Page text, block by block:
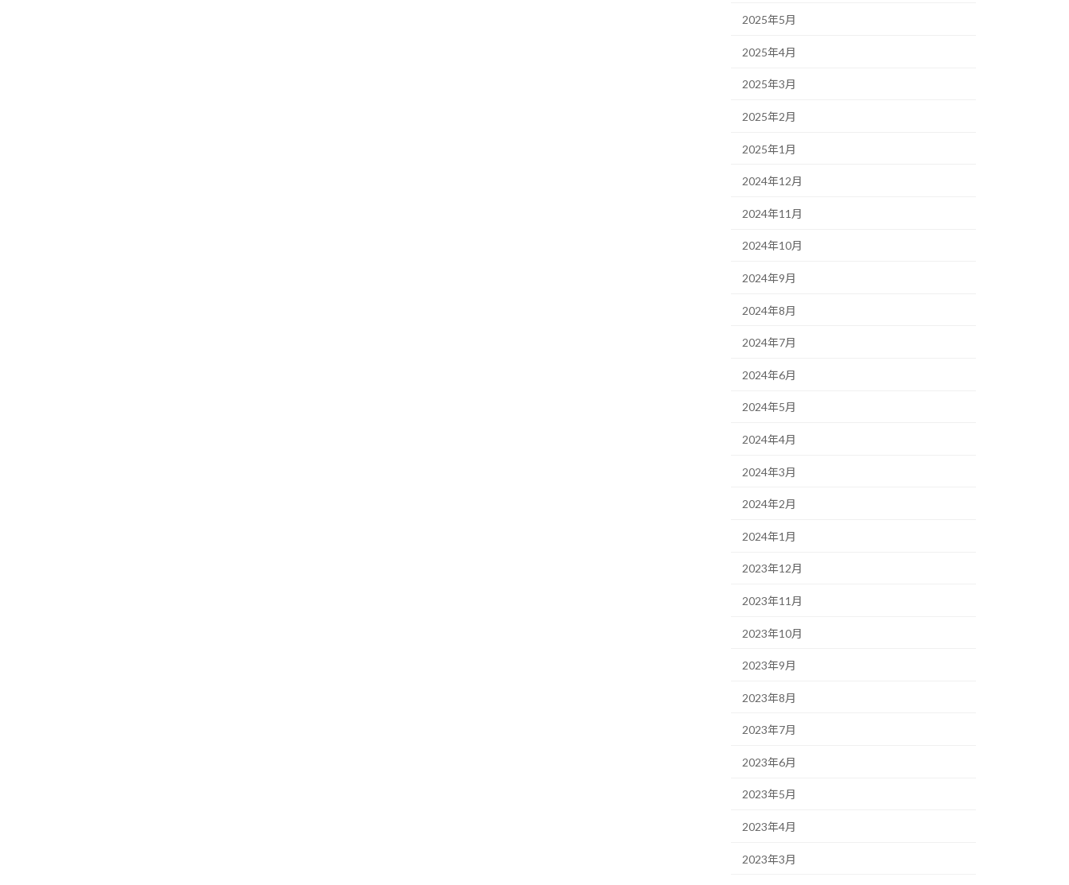
2025年5月
2025年4月
2025年3月
2025年2月
2025年1月
2024年12月
2024年11月
2024年10月
2024年9月
2024年8月
2024年7月
2024年6月
2024年5月
2024年4月
2024年3月
2024年2月
2024年1月
2023年12月
2023年11月
2023年10月
2023年9月
2023年8月
2023年7月
2023年6月
2023年5月
2023年4月
2023年3月